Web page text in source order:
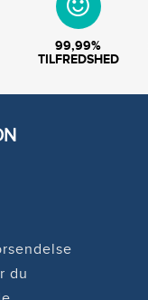
99,99%
TILFREDSHED
du